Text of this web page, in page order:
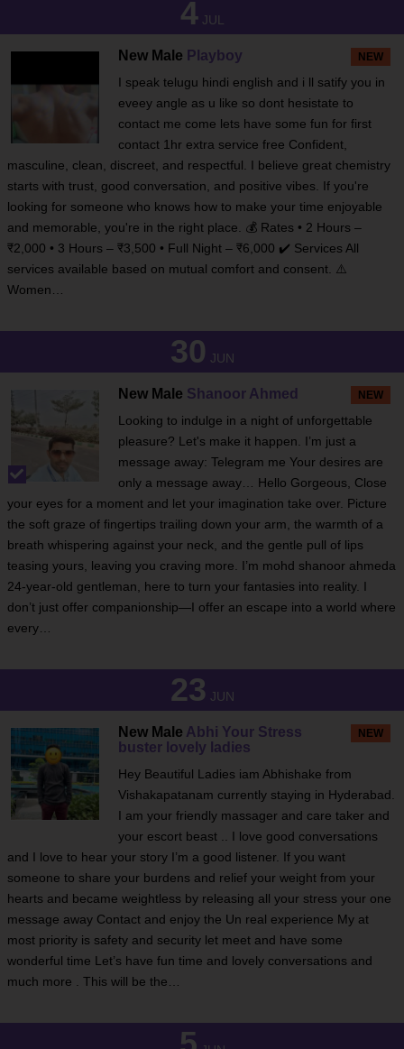
4 JUL
NEW
New Male Playboy
I speak telugu hindi english and i ll satify you in
eveey angle as u like so dont hesistate to
contact me come lets have some fun for first
contact 1hr extra service free Confident,
masculine, clean, discreet, and respectful. I believe great chemistry
starts with trust, good conversation, and positive vibes. If you're
looking for someone who knows how to make your time enjoyable
and memorable, you're in the right place. 💰 Rates • 2 Hours –
₹2,000 • 3 Hours – ₹3,500 • Full Night – ₹6,000 ✔️ Services All
services available based on mutual comfort and consent. ⚠️
Women…
30 JUN
NEW
New Male Shanoor Ahmed
Looking to indulge in a night of unforgettable
pleasure? Let's make it happen. I’m just a
message away: Telegram me Your desires are
only a message away… Hello Gorgeous, Close
your eyes for a moment and let your imagination take over. Picture
the soft graze of fingertips trailing down your arm, the warmth of a
breath whispering against your neck, and the gentle pull of lips
teasing yours, leaving you craving more. I’m mohd shanoor ahmeda
24-year-old gentleman, here to turn your fantasies into reality. I
don’t just offer companionship—I offer an escape into a world where
every…
23 JUN
NEW
New Male Abhi Your Stress
buster lovely ladies
Hey Beautiful Ladies iam Abhishake from
Vishakapatanam currently staying in Hyderabad.
I am your friendly massager and care taker and
your escort beast .. I love good conversations
and I love to hear your story I’m a good listener. If you want
someone to share your burdens and relief your weight from your
hearts and became weightless by releasing all your stress your one
message away Contact and enjoy the Un real experience My at
most priority is safety and security let meet and have some
wonderful time Let’s have fun time and lovely conversations and
much more . This will be the…